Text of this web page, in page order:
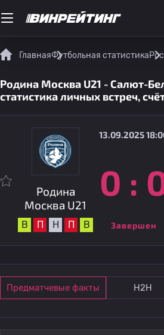
ГлавнаяФутбольная статистика
Родина Москва U21 - Салют-
статистика личных встреч,
Родина
Москва U21
В П Н П В
13.09.2025
0 :
Завершен
Предматчевые факты Н2Н